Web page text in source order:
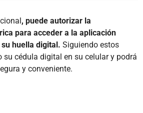
, puede autorizar la
para acceder a la aplicación
huella digital. Siguiendo estos
su cédula digital en su celular y podrá
y conveniente.